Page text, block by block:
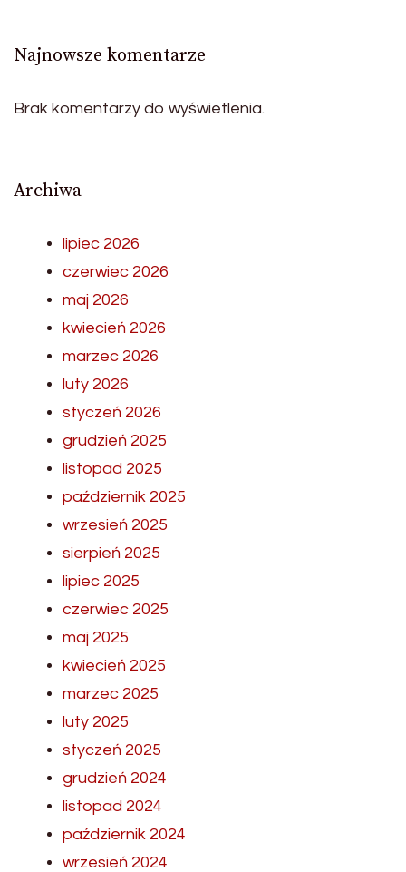
Najnowsze komentarze
Brak komentarzy do wyświetlenia.
Archiwa
lipiec 2026
czerwiec 2026
maj 2026
kwiecień 2026
marzec 2026
luty 2026
styczeń 2026
grudzień 2025
listopad 2025
październik 2025
wrzesień 2025
sierpień 2025
lipiec 2025
czerwiec 2025
maj 2025
kwiecień 2025
marzec 2025
luty 2025
styczeń 2025
grudzień 2024
listopad 2024
październik 2024
wrzesień 2024